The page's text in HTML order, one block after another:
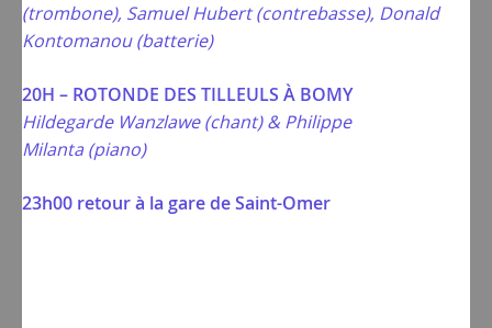
(trombone), Samuel Hubert (contrebasse), Donald
Kontomanou (batterie)
20H – ROTONDE DES TILLEULS À BOMY
Hildegarde Wanzlawe (chant) & Philippe
Milanta (piano)
23h00 retour à la gare de Saint-Omer